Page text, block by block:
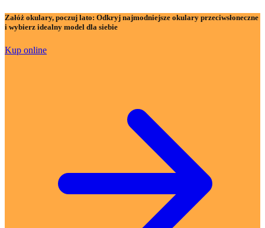
Załóż okulary, poczuj lato: Odkryj najmodniejsze okulary przeciwsłoneczne
i wybierz idealny model dla siebie
Kup online